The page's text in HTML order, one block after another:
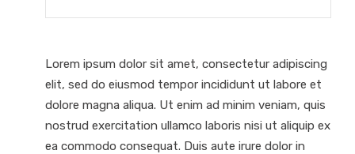
Lorem ipsum dolor sit amet, consectetur adipiscing
elit, sed do eiusmod tempor incididunt ut labore et
dolore magna aliqua. Ut enim ad minim veniam, quis
nostrud exercitation ullamco laboris nisi ut aliquip ex
ea commodo consequat. Duis aute irure dolor in